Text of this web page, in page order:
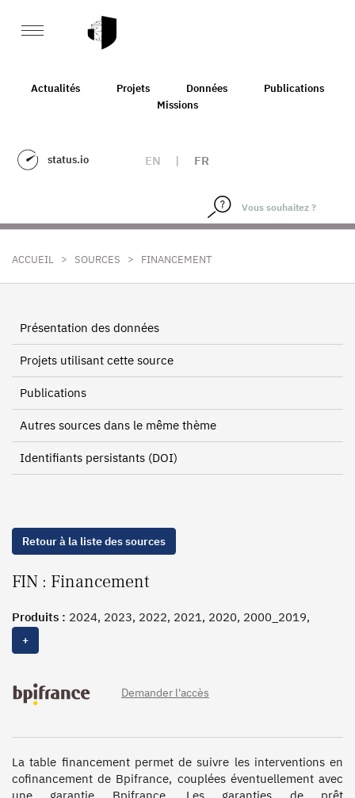
Actualités Projets Données
Publications
Missions
status.io EN | FR
ACCUEIL > SOURCES > FINANCEMENT
Présentation des données
Projets utilisant cette source
Publications
Autres sources dans le même thème
Identifiants persistants (DOI)
Retour à la liste des sources
FIN : Financement
Produits : 2024, 2023, 2022, 2021, 2020, 2000_2019,
2000_2014
+
Demander l'accès
La table financement permet de suivre les interventions en
cofinancement de Bpifrance, couplées éventuellement avec